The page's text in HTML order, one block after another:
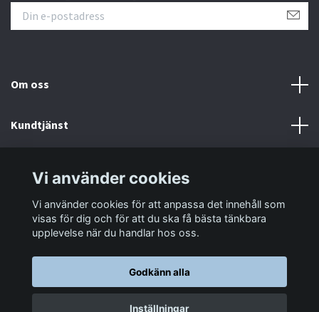
Om oss
Kundtjänst
Sociala medier
© 2026 LastaTungt.se
Vi använder cookies
Vi använder cookies för att anpassa det innehåll som
visas för dig och för att du ska få bästa tänkbara
upplevelse när du handlar hos oss.
Godkänn alla
Inställningar